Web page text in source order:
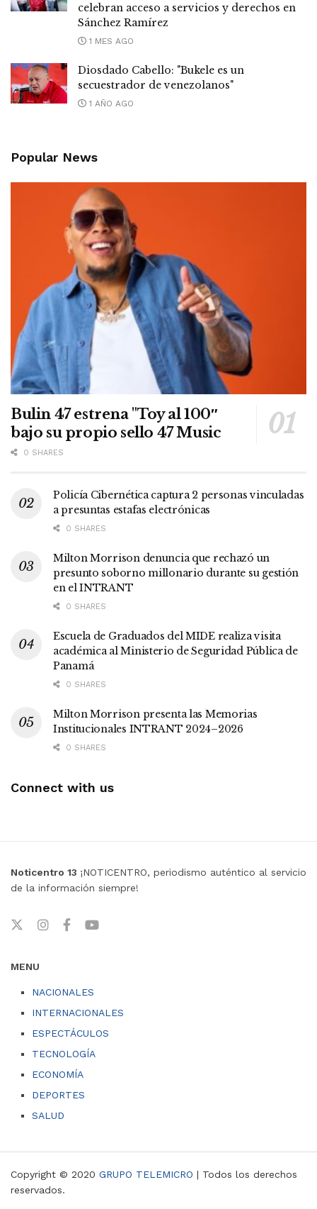
celebran acceso a servicios y derechos en
Sánchez Ramírez
1 MES AGO
Diosdado Cabello: "Bukele es un
secuestrador de venezolanos"
1 AÑO AGO
Popular News
Bulin 47 estrena "Toy al 100″
bajo su propio sello 47 Music
0 SHARES
Policía Cibernética captura 2 personas vinculadas
a presuntas estafas electrónicas
0 SHARES
Milton Morrison denuncia que rechazó un
presunto soborno millonario durante su gestión
en el INTRANT
0 SHARES
Escuela de Graduados del MIDE realiza visita
académica al Ministerio de Seguridad Pública de
Panamá
0 SHARES
Milton Morrison presenta las Memorias
Institucionales INTRANT 2024–2026
0 SHARES
Connect with us
Noticentro 13 ¡NOTICENTRO, periodismo auténtico al servicio
de la información siempre!
MENU
NACIONALES
INTERNACIONALES
ESPECTÁCULOS
TECNOLOGÍA
ECONOMÍA
DEPORTES
SALUD
Copyright © 2020 GRUPO TELEMICRO | Todos los derechos
reservados.